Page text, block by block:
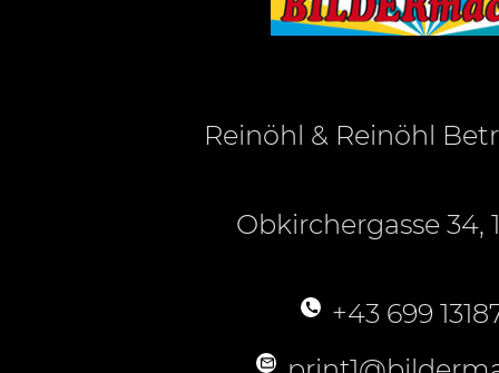
Reinöhl & Reinöhl
Obkirchergasse 34,
+43 699